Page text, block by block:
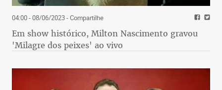
04:00 - 08/06/2023- Compartilhe
Em show histórico, Milton Nascimento gravou
'Milagre dos peixes' ao vivo